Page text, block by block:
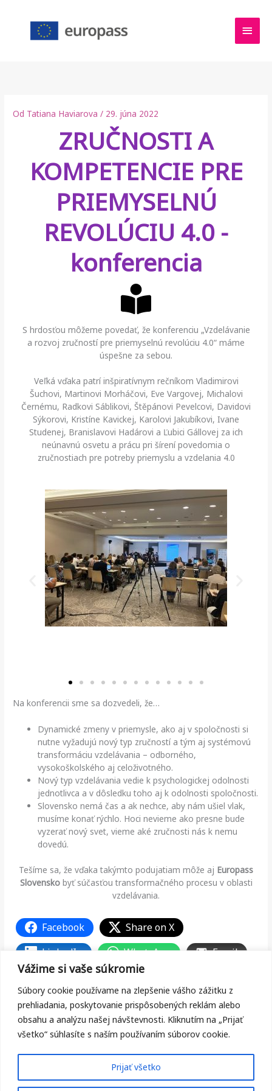
Vážime si vaše súkromie
Súbory cookie používame na zlepšenie vášho zážitku z
prehliadania, poskytovanie prispôsobených reklám alebo
obsahu a analýzu našej návštevnosti. Kliknutím na „Prijať
všetko“ súhlasíte s naším používaním súborov cookie.
Prijať všetko
Od Tatiana Haviarova/ 29. júna 2022
ZRUČNOSTI A
KOMPETENCIE PRE
PRIEMYSELNÚ
REVOLÚCIU 4.0 -
konferencia
S hrdosťou môžeme povedať, že konferenciu „Vzdelávanie
a rozvoj zručností pre priemyselnú revolúciu 4.0“ máme
úspešne za sebou.
Veľká vďaka patrí inšpiratívnym rečníkom Vladimirovi
Šuchovi, Martinovi Morháčovi, Eve Vargovej, Michalovi
Černému, Radkovi Sáblikovi, Štěpánovi Pevelcovi, Davidovi
Sýkorovi, Kristíne Kavickej, Karolovi Jakubíkovi, Ivane
Studenej, Branislavovi Hadárovi a Ľubici Gállovej za ich
neúnavnú osvetu a prácu pri šírení povedomia o
zručnostiach pre potreby priemyslu a vzdelania 4.0
Na konferencii sme sa dozvedeli, že…
Dynamické zmeny v priemysle, ako aj v spoločnosti si
nutne vyžadujú nový typ zručností a tým aj systémovú
transformáciu vzdelávania – odborného,
vysokoškolského aj celoživotného.
Nový typ vzdelávania vedie k psychologickej odolnosti
jednotlivca a v dôsledku toho aj k odolnosti spoločnosti.
Slovensko nemá čas a ak nechce, aby nám ušiel vlak,
musíme konať rýchlo. Hoci nevieme ako presne bude
vyzerať nový svet, vieme aké zručnosti nás k nemu
dovedú.
Tešíme sa, že vďaka takýmto podujatiam môže aj Europass
Slovenskobyť súčasťou transformačného procesu v oblasti
vzdelávania.
Facebook
Share on X
LinkedIn
WhatsApp
Email
Copy Link
Predchádzajúci Článok Ďalší Článok